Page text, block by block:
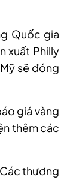
Quốc gia
xuất Philly
sẽ đóng
giá vàng
thêm các
thương